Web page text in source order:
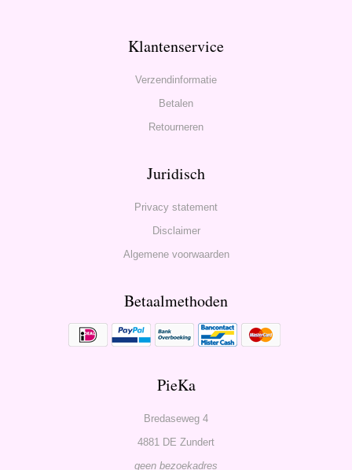
Klantenservice
Verzendinformatie
Betalen
Retourneren
Juridisch
Privacy statement
Disclaimer
Algemene voorwaarden
Betaalmethoden
PieKa
Bredaseweg 4
4881 DE Zundert
geen bezoekadres